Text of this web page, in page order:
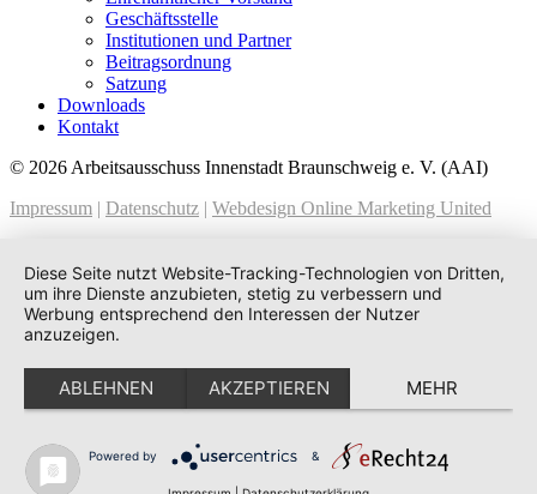
Geschäftsstelle
Institutionen und Partner
Beitragsordnung
Satzung
Downloads
Kontakt
© 2026 Arbeitsausschuss Innenstadt Braunschweig e. V. (AAI)
Impressum | Datenschutz | Webdesign Online Marketing United
Diese Seite nutzt Website-Tracking-Technologien von Dritten,
um ihre Dienste anzubieten, stetig zu verbessern und
Werbung entsprechend den Interessen der Nutzer
anzuzeigen.
ABLEHNEN AKZEPTIEREN MEHR
Powered by &